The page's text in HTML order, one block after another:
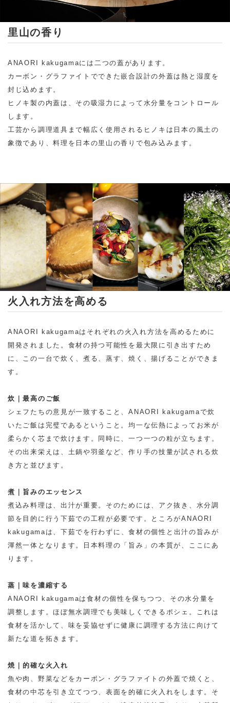
里山の香り
ANAORI kakugamaには二つの蓋があります。
カーボン・グラファイトでできた嵌合設計の外蓋は熱と湿度を
封じ込めます。
ヒノキ製の内蓋は、その吸湿力によって水分量をコントロール
します。
工芸から調理道具まで幅広く使用されるヒノキは日本の風土の
象徴であり、料理を日本の里山の香りで包み込みます。
火入れ方法を高める
ANAORI kakugamaはそれぞれの火入れ方法を高めるために
開発されました。食材の持つ可能性を最大限に引き出すため
に、この一台で炊く、煮る、蒸す、焼く、揚げることができま
す。
炊｜最高のご飯
シェフたちの意見が一致すること、ANAORI kakugamaで炊
いたご飯は完璧であるということ。均一な伝熱によってお米が
柔らかく芯まで炊けます。同時に、一つ一つの粒が立ちます。
その出来栄えは、土鍋や羽釜など、作り手の技量が試される炊
き方と並びます。
煮｜旨みのエッセンス
煮込み料理は、出汁が重要。そのためには、アク抜き、水分調
節を目的に行う下茹での工程が必要です。ところがANAORI
kakugamaは、下茹でを行わずに、食材の個性と出汁の旨みが
渾然一体となります。日本料理の「旨み」の本質が、ここにあ
ります。
蒸｜味を濃縮する
ANAORI kakugamaは食材の個性を保ちつつ、その水分量を
調整します。ほぼ無水調理でも美味しくできるポシェ。これは
食材を活かして、味を妥協せずに健康に調理する方法に向けて
新たな道を拓きます。
焼｜的確な火入れ
魚や肉、野菜などをカーボン・グラファイトの外蓋で焼くと、
食材の中芯を引き立てつつ、表面を的確に火入れをします。そ